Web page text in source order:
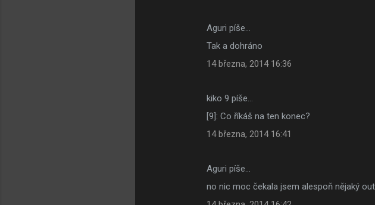
Aguri píše…
Tak a dohráno
14 března, 2014 16:36
kiko 9 píše…
[9]: Co říkáš na ten konec?
14 března, 2014 16:41
Aguri píše…
no nic moc čekala jsem alespoň nějaký